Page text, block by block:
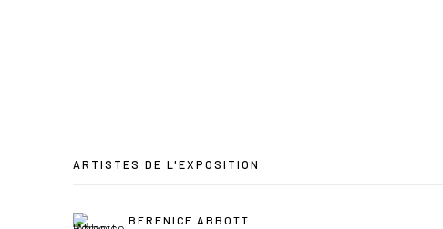
ARTISTES DE L'EXPOSITION
BERENICE ABBOTT